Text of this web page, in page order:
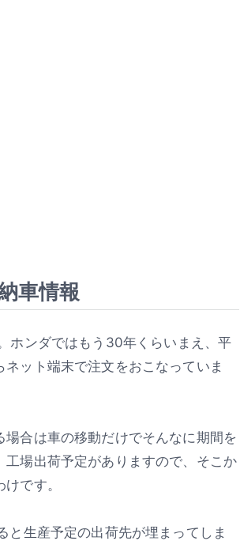
車情報
ホンダではもう30年くらいまえ、平
ット端末で注文をおこなっていま
合は車の移動だけでそんなに期間を
場出荷予定がありますので、そこか
です。
生産予定の出荷先が埋まってしま